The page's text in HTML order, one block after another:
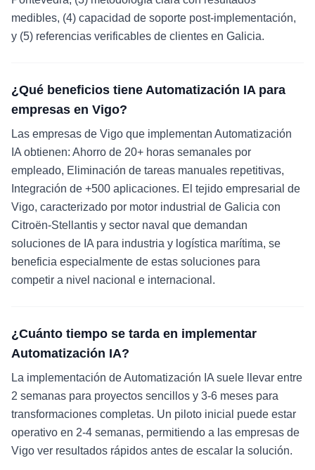
medibles, (4) capacidad de soporte post-implementación,
y (5) referencias verificables de clientes en Galicia.
¿Qué beneficios tiene Automatización IA para
empresas en Vigo?
Las empresas de Vigo que implementan Automatización
IA obtienen: Ahorro de 20+ horas semanales por
empleado, Eliminación de tareas manuales repetitivas,
Integración de +500 aplicaciones. El tejido empresarial de
Vigo, caracterizado por motor industrial de Galicia con
Citroën-Stellantis y sector naval que demandan
soluciones de IA para industria y logística marítima, se
beneficia especialmente de estas soluciones para
competir a nivel nacional e internacional.
¿Cuánto tiempo se tarda en implementar
Automatización IA?
La implementación de Automatización IA suele llevar entre
2 semanas para proyectos sencillos y 3-6 meses para
transformaciones completas. Un piloto inicial puede estar
operativo en 2-4 semanas, permitiendo a las empresas de
Vigo ver resultados rápidos antes de escalar la solución.